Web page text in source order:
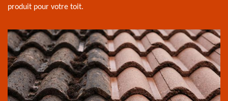
produit pour votre toit.